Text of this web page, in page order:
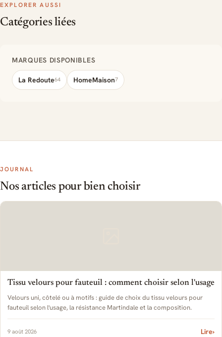
EXPLORER AUSSI
Catégories liées
MARQUES DISPONIBLES
La Redoute64 HomeMaison7
JOURNAL
Nos articles pour bien choisir
Tissu velours pour fauteuil : comment choisir selon l'usage
Velours uni, côtelé ou à motifs : guide de choix du tissu velours pour
fauteuil selon l'usage, la résistance Martindale et la composition.
9 août 2026 Lire›